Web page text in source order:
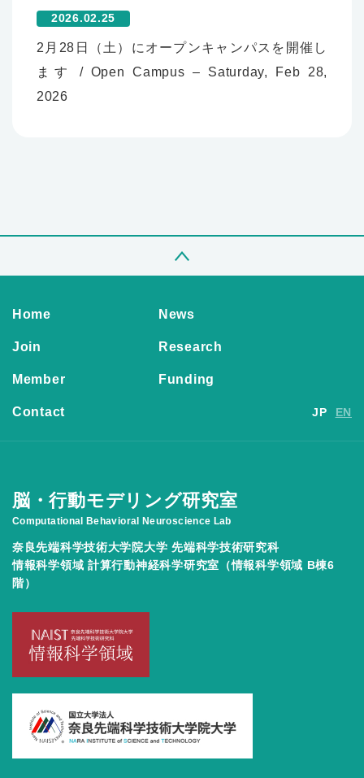
2026.02.25
2月28日（土）にオープンキャンパスを開催し
ます / Open Campus – Saturday, Feb 28,
2026
Home News
Join Research
Member Funding
Contact JP EN
脳・行動モデリング研究室
Computational Behavioral Neuroscience Lab
奈良先端科学技術大学院大学 先端科学技術研究科
情報科学領域 計算行動神経科学研究室（情報科学領域 B棟6
階）